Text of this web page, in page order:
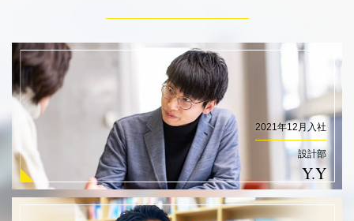
2021年12月入社
設計部
Y.Y